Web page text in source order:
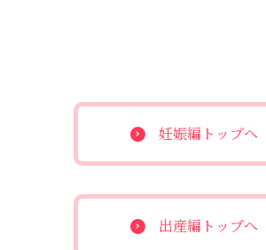
妊娠編トップへ
出産編トップへ